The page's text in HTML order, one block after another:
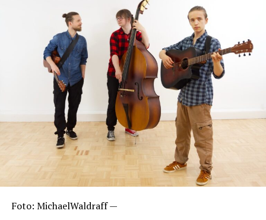
Foto: Michael­Wald­raff —